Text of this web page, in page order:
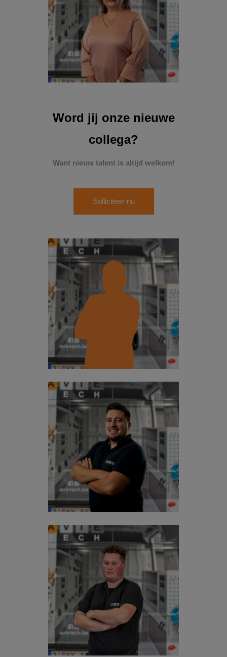
Word jij onze nieuwe
collega?
Want nieuw talent is altijd welkom!
Solliciteer nu